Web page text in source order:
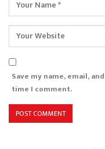
Save my name, email,
time I comment.